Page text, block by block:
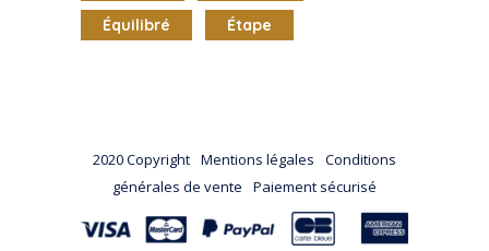
Équilibré
Étape
2020 Copyright Mentions légales
Conditions
générales de vente
Paiement sécurisé